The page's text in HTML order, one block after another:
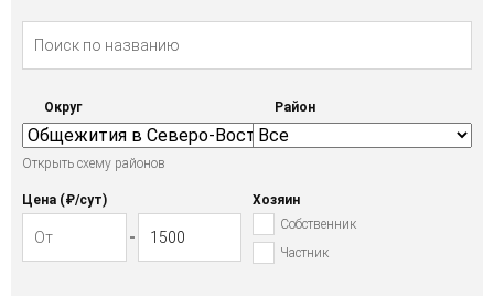
Округ
Открыть схему районов
Район
Цена (₽/cут)
Хозяин
Собственник
Частник